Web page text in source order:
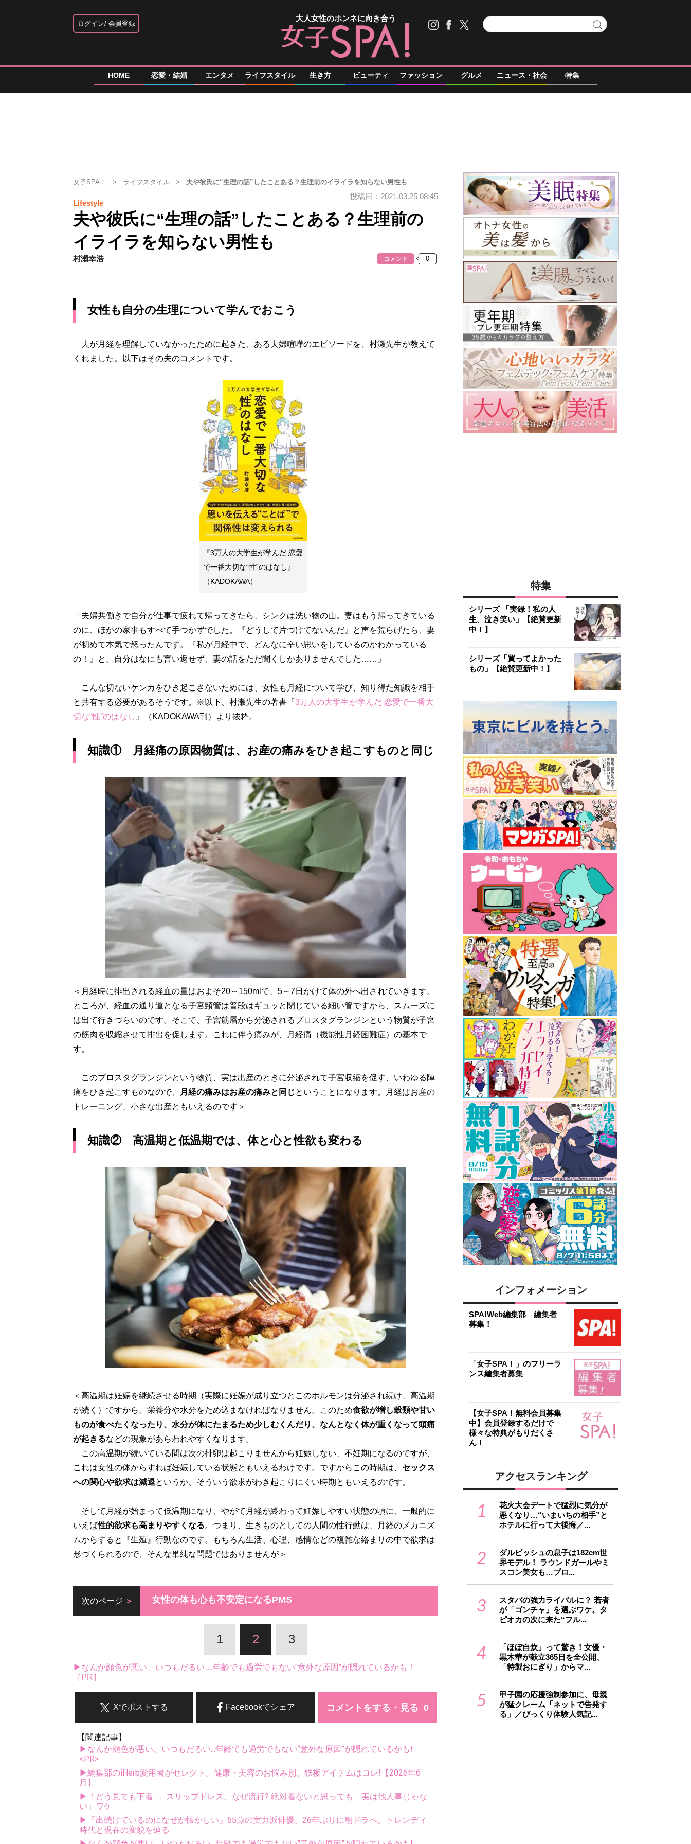
ログイン 会員登録
大人女性のホンネに向き合う
HOME 恋愛・結婚 エンタメ ライフスタイル 生き方 ビューティ ファッション グルメ ニュース・社会 特集
女子SPA！ ライフスタイル 夫や彼氏に“生理の話”したことある？生理前のイライラを知らない男性も
Lifestyle
投稿日：2021.03.25 08:45
夫や彼氏に“生理の話”したことある？生理前の
イライラを知らない男性も
村瀬幸浩 コメント
女性も自分の生理について学んでおこう
夫が月経を理解していなかったために起きた、ある夫婦喧嘩のエピソードを、村瀬先生が教えて
くれました。以下はその夫のコメントです。
『3万人の大学生が学んだ 恋愛
で一番大切な“性”のはなし』
（KADOKAWA）
「夫婦共働きで自分が仕事で疲れて帰ってきたら、シンクは洗い物の山。妻はもう帰ってきている
のに、ほかの家事もすべて手つかずでした。『どうして片づけてないんだ』と声を荒らげたら、妻
が初めて本気で怒ったんです。『私が月経中で、どんなに辛い思いをしているのかわかっている
の！』と。自分はなにも言い返せず、妻の話をただ聞くしかありませんでした……」
こんな切ないケンカをひき起こさないためには、女性も月経について学び、知り得た知識を相手
と共有する必要があるそうです。※以下、村瀬先生の著書『3万人の大学生が学んだ 恋愛で一番大
切な“性”のはなし 』（KADOKAWA刊）より抜粋。
知識① 月経痛の原因物質は、お産の痛みをひき起こすものと同じ
＜月経時に排出される経血の量はおよそ20～150mlで、5～7日かけて体の外へ出されていきます。
ところが、経血の通り道となる子宮頸管は普段はギュッと閉じている細い管ですから、スムーズに
は出て行きづらいのです。そこで、子宮筋層から分泌されるプロスタグランジンという物質が子宮
の筋肉を収縮させて排出を促します。これに伴う痛みが、月経痛（機能性月経困難症）の基本で
す。
このプロスタグランジンという物質、実は出産のときに分泌されて子宮収縮を促す、いわゆる陣
痛をひき起こすものなので、
月経の痛みはお産の痛みと同じということになります。月経はお産の
トレーニング、小さな出産ともいえるのです＞
知識② 高温期と低温期では、体と心と性欲も変わる
＜高温期は妊娠を継続させる時期（実際に妊娠が成り立つとこのホルモンは分泌され続け、高温期
が続く）ですから、栄養分や水分をため込まなければなりません。このため食欲が増し穀類や甘い
ものが食べたくなったり、水分が体にたまるため少しむくんだり、なんとなく体が重くなって頭痛
が起きるなどの現象があらわれやすくなります。
この高温期が続いている間は次の排卵は起こりませんから妊娠しない、不妊期になるのですが、
これは女性の体からすれば妊娠している状態ともいえるわけです。ですからこの時期は、 セックス
への関心や欲求は減退というか、そういう欲求がわき起こりにくい時期ともいえるのです。
そして月経が始まって低温期になり、やがて月経が終わって妊娠しやすい状態の頃に、一般的に
いえば性的欲求も高まりやすくなる。つまり、生きものとしての人間の性行動は、月経のメカニズ
ムからすると『生殖』行動なのです。もちろん生活、心理、感情などの複雑な絡まりの中で欲求は
形づくられるので、そんな単純な問題ではありませんが＞
次のページ 女性の体も心も不安定になるPMS
1 2 3
▶なんか顔色が悪い、いつもだるい…年齢でも過労でもない“意外な原因”が隠れているかも！
［PR］
コメントをする・見る
Facebookでシェア
Xでポストする
【関連記事】
▶なんか顔色が悪い、いつもだるい...年齢でも過労でもない“意外な原因”が隠れているかも!
<PR>
▶編集部のiHerb愛用者がセレクト。健康・美容のお悩み別、鉄板アイテムはコレ!【2026年6
月】
▶「どう見ても下着...」スリップドレス、なぜ流行? 絶対着ないと思っても「実は他人事じゃな
い」ワケ
▶「出続けているのになぜか懐かしい」55歳の実力派俳優、26年ぶりに朝ドラへ。トレンディ
時代と現在の変貌を辿る
特集
シリーズ 「実録！私の人
生、泣き笑い」【絶賛更新
中！】
シリーズ「買ってよかった
もの」【絶賛更新中！】
インフォメーション
SPA!Web編集部 編集者
募集！
「女子SPA！」のフリーラ
ンス編集者募集
【女子SPA！無料会員募集
中】会員登録するだけで
様々な特典がもりだくさ
ん！
アクセスランキング
1
花火大会デートで猛烈に気分が
悪くなり…“いまいちの相手”と
ホテルに行って大後悔／...
2
ダルビッシュの息子は182cm世
界モデル！ ラウンドガールやミ
スコン美女も…プロ...
3
スタバの強力ライバルに？ 若者
が「ゴンチャ」を選ぶワケ。タ
ピオカの次に来た“フル...
4
「ほぼ自炊」って驚き！女優・
黒木華が献立365日を全公開、
「特製おにぎり」からマ...
5
甲子園の応援強制参加に、母親
が猛クレーム「ネットで告発す
る」／びっくり体験人気記...